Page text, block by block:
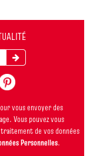
vous envoyer des
Vous pouvez vous
de vos données
Personnelles.